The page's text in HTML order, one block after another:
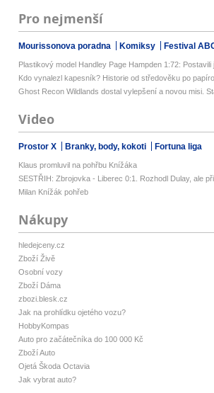
Pro nejmenší
Mourissonova poradna Komiksy Festival
Plastikový model Handley Page Hampden 1:72: Postavili
Kdo vynalezl kapesník? Historie od středověku po
Ghost Recon Wildlands dostal vylepšení a novou misi.
Video
Prostor X Branky, body, kokoti Fortuna liga
Klaus promluvil na pohřbu Knížáka
SESTŘIH: Zbrojovka - Liberec 0:1. Rozhodl Dulay, ale při
Milan Knížák pohřeb
Nákupy
hledejceny.cz
Zboží Živě
Osobní vozy
Zboží Dáma
zbozi.blesk.cz
Jak na prohlídku ojetého vozu?
HobbyKompas
Auto pro začátečníka do 100 000 Kč
Zboží Auto
Ojetá Škoda Octavia
Jak vybrat auto?